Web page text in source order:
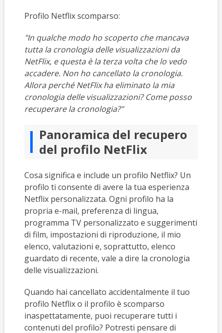
Profilo Netflix scomparso:
"In qualche modo ho scoperto che mancava
tutta la cronologia delle visualizzazioni da
NetFlix, e questa è la terza volta che lo vedo
accadere. Non ho cancellato la cronologia.
Allora perché NetFlix ha eliminato la mia
cronologia delle visualizzazioni? Come posso
recuperare la cronologia?"
Panoramica del recupero
del profilo NetFlix
Cosa significa e include un profilo Netflix? Un
profilo ti consente di avere la tua esperienza
Netflix personalizzata. Ogni profilo ha la
propria e-mail, preferenza di lingua,
programma TV personalizzato e suggerimenti
di film, impostazioni di riproduzione, il mio
elenco, valutazioni e, soprattutto, elenco
guardato di recente, vale a dire la cronologia
delle visualizzazioni.
Quando hai cancellato accidentalmente il tuo
profilo Netflix o il profilo è scomparso
inaspettatamente, puoi recuperare tutti i
contenuti del profilo? Potresti pensare di